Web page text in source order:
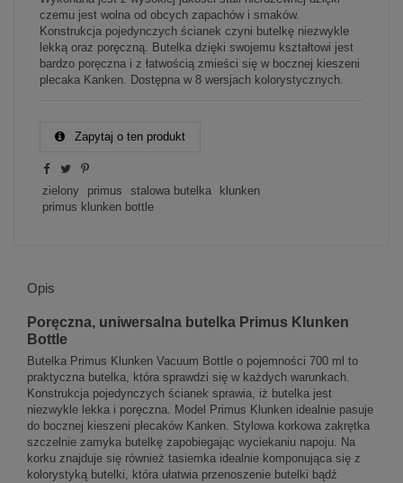
czemu jest wolna od obcych zapachów i smaków.
Konstrukcja pojedynczych ścianek czyni butelkę niezwykle
lekką oraz poręczną. Butelka dzięki swojemu kształtowi jest
bardzo poręczna i z łatwością zmieści się w bocznej kieszeni
plecaka Kanken. Dostępna w 8 wersjach kolorystycznych.
Zapytaj o ten produkt
zielony primus stalowa butelka
klunken
primus klunken bottle
Opis
Poręczna, uniwersalna butelka Primus Klunken
Bottle
Butelka Primus Klunken Vacuum Bottle o pojemności 700 ml to
praktyczna butelka, która sprawdzi się w każdych warunkach.
Konstrukcja pojedynczych ścianek sprawia, iż butelka jest
niezwykle lekka i poręczna. Model Primus Klunken idealnie pasuje
do bocznej kieszeni plecaków Kanken. Stylowa korkowa zakrętka
szczelnie zamyka butelkę zapobiegając wyciekaniu napoju. Na
korku znajduje się również tasiemka idealnie komponująca się z
kolorystyką butelki, która ułatwia przenoszenie butelki bądź